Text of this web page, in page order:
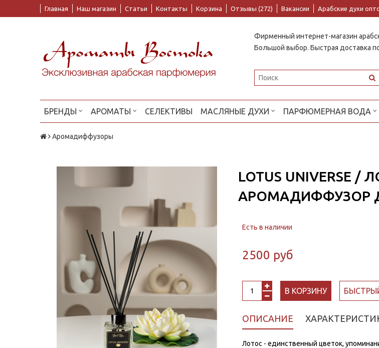
Главная Наш магазин Статьи Контакты Корзина Отзывы (272) Вакансии Арабские духи
Фирменный интернет-магазин
Большой выбор. Быстрая доставка
БРЕНДЫ АРОМАТЫ СЕЛЕКТИВЫ МАСЛЯНЫЕ ДУХИ ПАРФЮМЕРНАЯ ВОДА
Аромадиффузоры
LOTUS UNIVERSE
АРОМАДИФФУЗОР
Есть в наличии
2500 руб
В КОРЗИНУ
ОПИСАНИЕ
Лотос - единственный цветок,